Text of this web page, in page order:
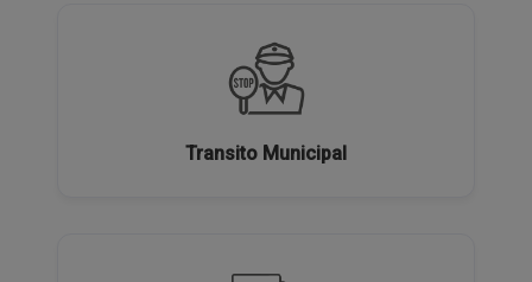
Transito Municipal